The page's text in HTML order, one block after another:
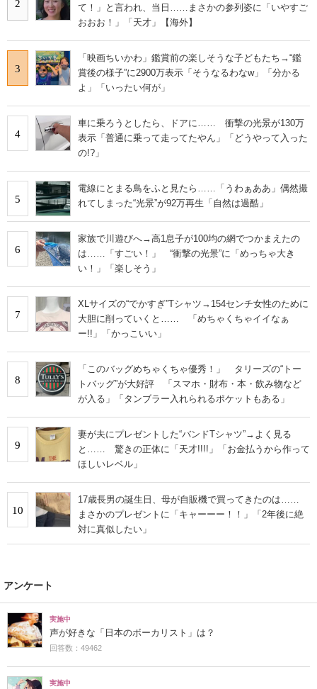
2
て！」と言われ、当日……まさかの参列姿に「いやすご
おおお！」「天才」【海外】
3
「映画ちいかわ」鑑賞前の楽しそうな子どもたち→“鑑
賞後の様子”に2900万表示「そうなるわなw」「分かる
よ」「いったい何が」
4
車に乗ろうとしたら、ドアに…… 衝撃の光景が130万
表示「普通に乗って走ってたやん」「どうやって入った
の!?」
5
電線にとまる鳥をふと見たら……「うわぁああ」偶然撮
れてしまった“光景”が92万再生「自然は過酷」
6
家族で川遊びへ→高1息子が100均の網でつかまえたの
は……「すごい！」 “衝撃の光景”に「めっちゃ大き
い！」「楽しそう」
7
XLサイズの“でかすぎ”Tシャツ→154センチ女性のために
大胆に削っていくと…… 「めちゃくちゃイイなぁ
ー!!」「かっこいい」
8
「このバッグめちゃくちゃ優秀！」 タリーズの“トー
トバッグ”が大好評 「スマホ・財布・本・飲み物など
が入る」「タンブラー入れられるポケットもある」
9
妻が夫にプレゼントした“バンドTシャツ”→よく見る
と…… 驚きの正体に「天才!!!!」「お金払うから作って
ほしいレベル」
10
17歳長男の誕生日、母が自販機で買ってきたのは……
まさかのプレゼントに「キャーーー！！」「2年後に絶
対に真似したい」
アンケート
実施中
声が好きな「日本のボーカリスト」は？
回答数：49462
実施中